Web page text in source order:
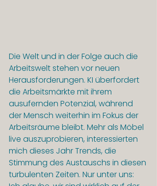
Die Welt und in der Folge auch die
Arbeitswelt stehen vor neuen
Herausforderungen. KI überfordert
die Arbeitsmärkte mit ihrem
ausufernden Potenzial, während
der Mensch weiterhin im Fokus der
Arbeitsräume bleibt. Mehr als Möbel
live auszuprobieren, interessierten
mich dieses Jahr Trends, die
Stimmung des Austauschs in diesen
turbulenten Zeiten. Nur unter uns: